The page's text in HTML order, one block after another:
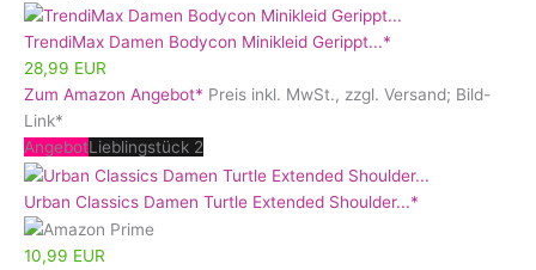
TrendiMax Damen Bodycon Minikleid Gerippt...*
28,99 EUR
Zum Amazon Angebot* Preis inkl. MwSt., zzgl. Versand; Bild-
Link*
AngebotLieblingstück 2
Urban Classics Damen Turtle Extended Shoulder...*
10,99 EUR